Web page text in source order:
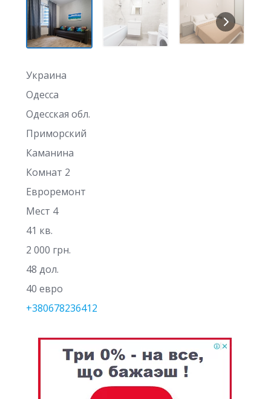
Украина
Одесса
Одесская обл.
Приморский
Каманина
Комнат 2
Евроремонт
Мест 4
41 кв.
2 000 грн.
48 дол.
40 евро
+380678236412